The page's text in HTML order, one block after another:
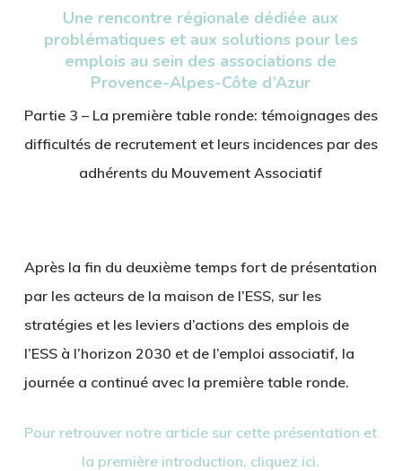
Une rencontre régionale dédiée aux
problématiques et aux solutions pour les
emplois au sein des associations de
Provence-Alpes-Côte d’Azur
Partie 3 – La première table ronde: témoignages des
difficultés de recrutement et leurs incidences par des
adhérents du Mouvement Associatif
Après la fin du deuxième temps fort de présentation
par les acteurs de la maison de l’ESS, sur les
stratégies et les leviers d’actions des emplois de
l’ESS à l’horizon 2030 et de l’emploi associatif, la
journée a continué avec la première table ronde.
Pour retrouver notre article sur cette présentation et
la première introduction, cliquez ici.